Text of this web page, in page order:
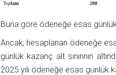
Toplam 280
Buna göre ödeneğe esas
Ancak, hesaplanan ödeneğe
günlük kazanç alt sınırının
2025 yılı ödeneğe esas günlük